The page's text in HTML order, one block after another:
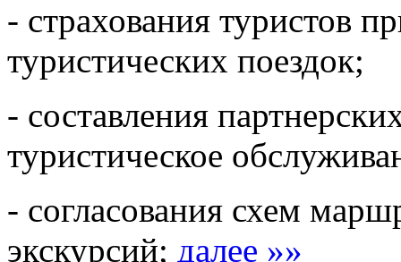
- страхования туристов
туристических поездок;
- составления
туристическое
- согласования схем
экскурсий; далее »»